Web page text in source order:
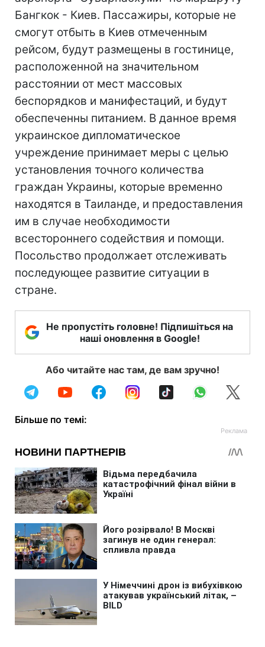
Бангкок - Киев. Пассажиры, которые не
смогут отбыть в Киев отмеченным
рейсом, будут размещены в гостинице,
расположенной на значительном
расстоянии от мест массовых
беспорядков и манифестаций, и будут
обеспеченны питанием. В данное время
украинское дипломатическое
учреждение принимает меры с целью
установления точного количества
граждан Украины, которые временно
находятся в Таиланде, и предоставления
им в случае необходимости
всестороннего содействия и помощи.
Посольство продолжает отслеживать
последующее развитие ситуации в
стране.
Не пропустіть головне! Підпишіться на
наші оновлення в Google!
Або читайте нас там, де вам зручно!
Більше по темі: